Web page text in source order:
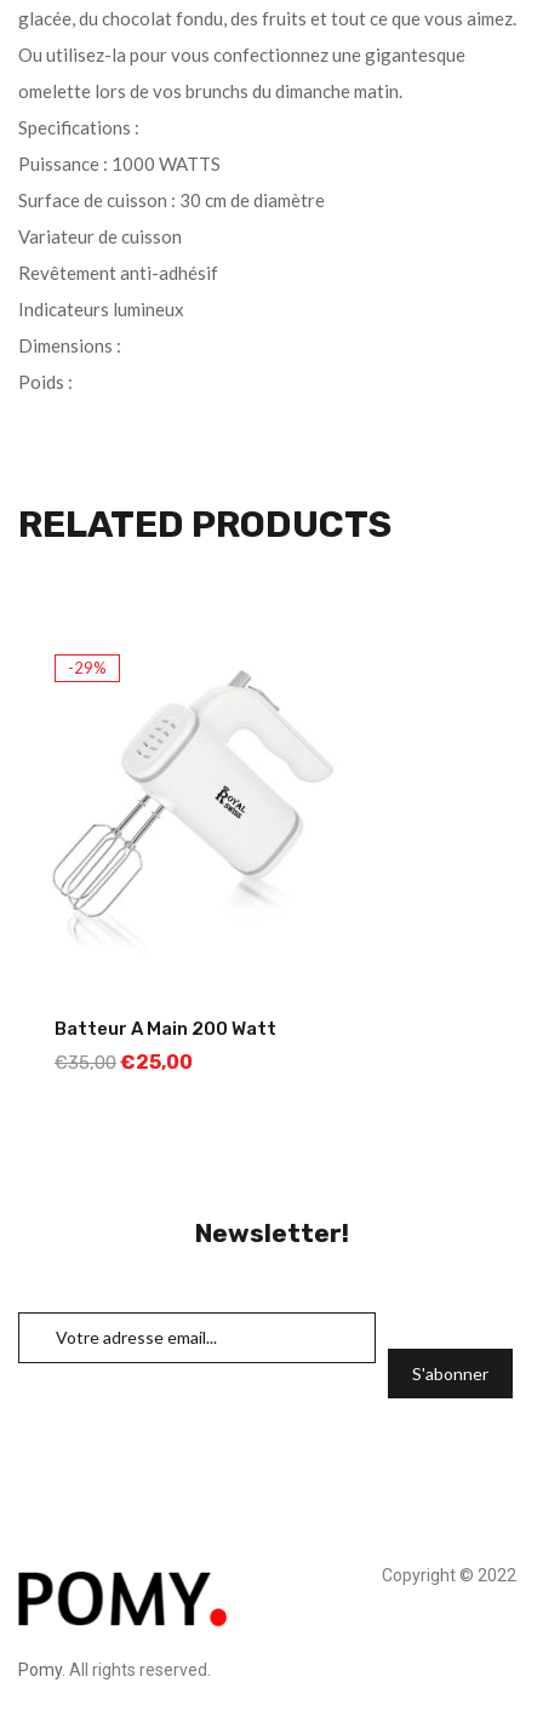
glacée, du chocolat fondu, des fruits et tout ce que vous aimez.
Ou utilisez-la pour vous confectionnez une gigantesque
omelette lors de vos brunchs du dimanche matin.
Specifications :
Puissance : 1000 WATTS
Surface de cuisson : 30 cm de diamètre
Variateur de cuisson
Revêtement anti-adhésif
Indicateurs lumineux
Dimensions :
Poids :
RELATED PRODUCTS
-29%
Batteur A Main 200 Watt
€35,00€25,00
Newsletter!
Copyright © 2022
Pomy. All rights reserved.